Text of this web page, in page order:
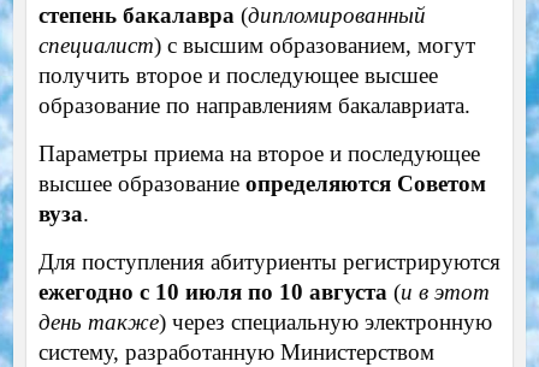
степень бакалавра (дипломированный
специалист) с высшим образованием, могут
получить второе и последующее высшее
образование по направлениям бакалавриата.
Параметры приема на второе и последующее
высшее образование определяются Советом
вуза.
Для поступления абитуриенты регистрируются
ежегодно с 10 июля по 10 августа (и в этот
день также) через специальную электронную
систему, разработанную Министерством